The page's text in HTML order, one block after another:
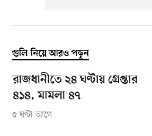
গুলি নিয়ে আরও পড়ুন
রাজধানীতে ২৪ ঘণ্টায় গ্রেপ্তার
৪১৪, মামলা ৪৭
৫ ঘণ্টা আগে